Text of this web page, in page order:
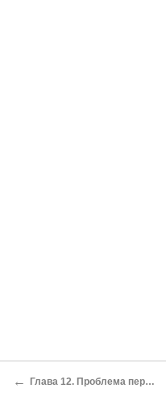
← Глава 12. Проблема перерожденцев